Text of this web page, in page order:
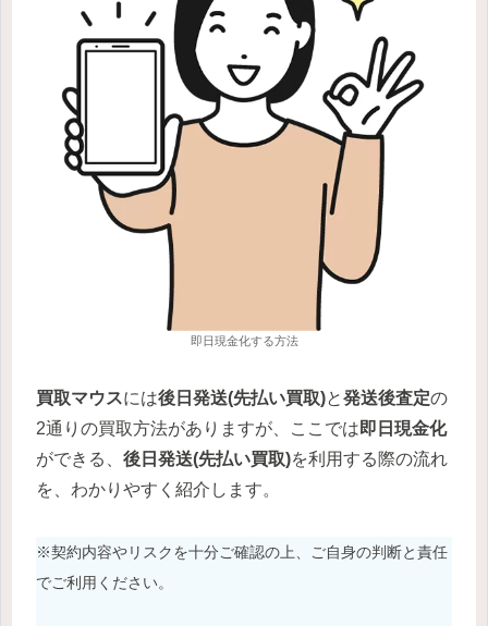
即日現金化する方法
買取マウスには後日発送(先払い買取)と発送後査定の
2通りの買取方法がありますが、ここでは 即日現金化
ができる、 後日発送(先払い買取)を利用する際の流れ
を、わかりやすく紹介します。
※契約内容やリスクを十分ご確認の上、ご自身の判断と責任
でご利用ください。